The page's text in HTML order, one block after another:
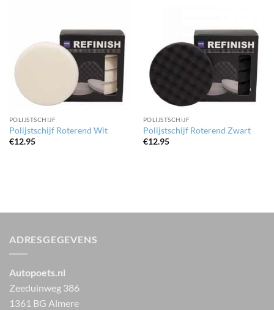
POLIJSTSCHIJF
Polijstschijf Roterend Wit
€12.95
POLIJSTSCHIJF
Polijstschijf Roterend Zwart
€12.95
ADRESGEGEVENS
Autopoets.nl
Zeeduinweg 386
1361 BG Almere